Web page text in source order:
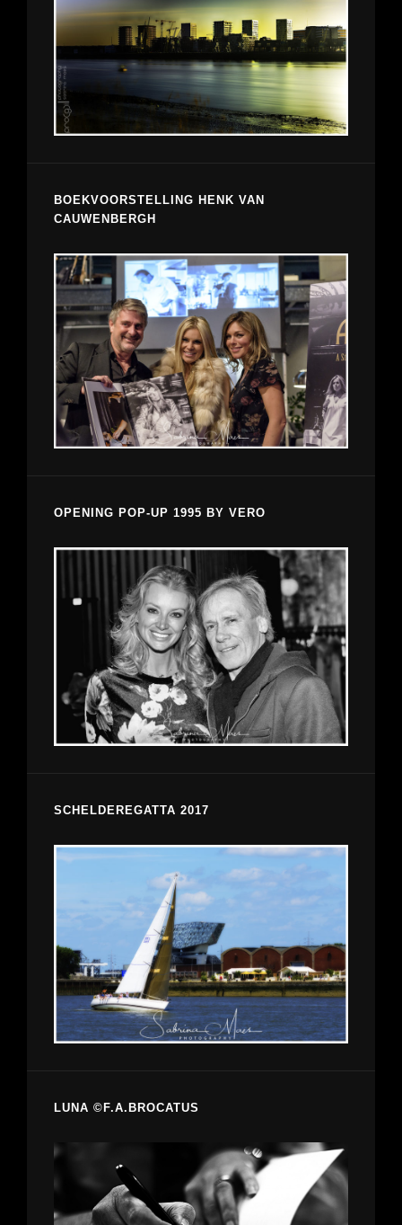
BOEKVOORSTELLING HENK VAN
CAUWENBERGH
OPENING POP-UP 1995 BY VERO
SCHELDEREGATTA 2017
LUNA ©F.A.BROCATUS